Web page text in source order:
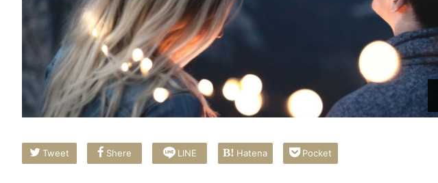
Tweet Shere LINE Hatena Pocket